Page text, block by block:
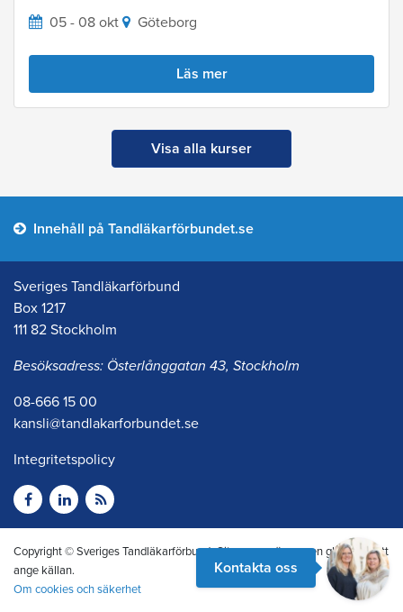
05 - 08 okt Göteborg
Läs mer
Visa alla kurser
Kontakta oss
Innehåll på Tandläkarförbundet.se
Sveriges Tandläkarförbund
Box 1217
111 82 Stockholm
Besöksadress: Österlånggatan 43, Stockholm
08-666 15 00
kansli@tandlakarforbundet.se
Integritetspolicy
Copyright © Sveriges Tandläkarförbund. Citera oss gärna men glöm inte att
ange källan.
Om cookies och säkerhet